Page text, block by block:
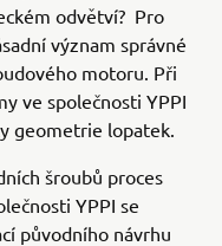
odvětví? Pro
význam správné
motoru. Při
ve společnosti YPPI
geometrie lopatek.
šroubů proces
YPPI se
původního návrhu